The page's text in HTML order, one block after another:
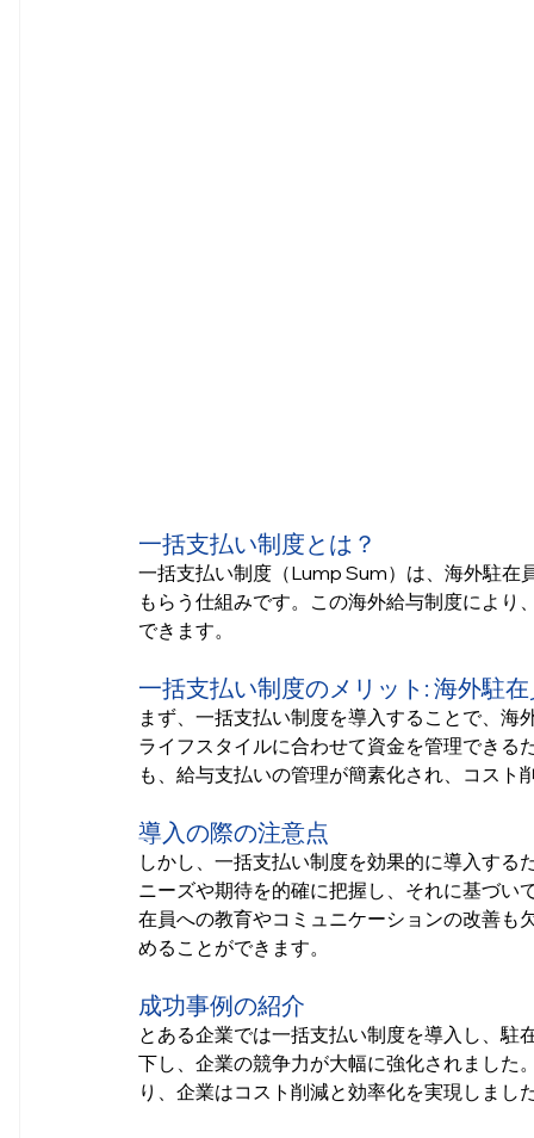
一括支払い制度とは？
一括支払い制度（Lump Sum）は、海外駐在
もらう仕組みです。この海外給与制度によ
できます。
一括支払い制度のメリット: 海外駐
まず、一括支払い制度を導入することで、
ライフスタイルに合わせて資金を管理できる
も、給与支払いの管理が簡素化され、コスト
導入の際の注意点
しかし、一括支払い制度を効果的に導入す
ニーズや期待を的確に把握し、それに基づい
在員への教育やコミュニケーションの改善も
めることができます。
成功事例の紹介
とある企業では一括支払い制度を導入し、駐
下し、企業の競争力が大幅に強化されました
り、企業はコスト削減と効率化を実現しまし